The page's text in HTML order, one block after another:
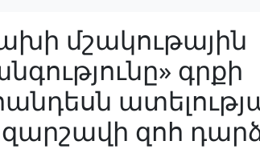
«Արցախի